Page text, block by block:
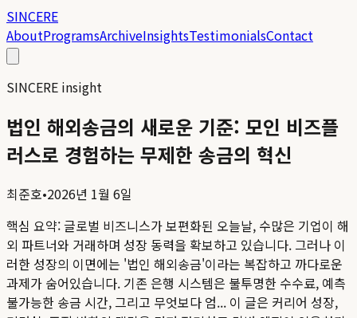
SINCERE
AboutProgramsArchiveInsightsTestimonialsContact
SINCERE insight
법인 해외송금의 새로운 기준: 모인 비즈플
러스로 경험하는 무제한 송금의 혁신
최준호•2026년 1월 6일
핵심 요약:글로벌 비즈니스가 보편화된 오늘날, 수많은 기업이 해
외 파트너와 거래하며 성장 동력을 확보하고 있습니다. 그러나 이
러한 성장의 이면에는 '법인 해외송금'이라는 복잡하고 까다로운
과제가 숨어있습니다. 기존 은행 시스템은 불투명한 수수료, 예측
불가능한 송금 시간, 그리고 무엇보다 엄... 이 글은 커리어 성장,